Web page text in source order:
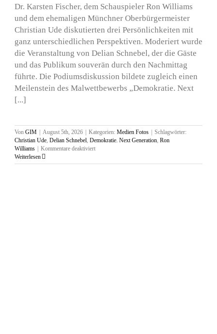
Dr. Karsten Fischer, dem Schauspieler Ron Williams
und dem ehemaligen Münchner Oberbürgermeister
Christian Ude diskutierten drei Persönlichkeiten mit
ganz unterschiedlichen Perspektiven. Moderiert wurde
die Veranstaltung von Delian Schnebel, der die Gäste
und das Publikum souverän durch den Nachmittag
führte. Die Podiumsdiskussion bildete zugleich einen
Meilenstein des Malwettbewerbs „Demokratie. Next
[...]
Von GIM | August 5th, 2026 | Kategorien: Medien Fotos | Schlagwörter:
Christian Ude, Delian Schnebel, Demokratie. Next Generation, Ron
Williams | Kommentare deaktiviertfür
und
Weiterlesen